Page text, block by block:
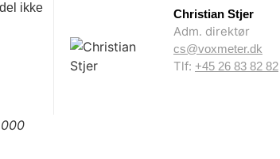
ikke
Christian Stjer
Adm. direktør
cs@voxmeter.dk
Tlf: +45 26 83 82 82